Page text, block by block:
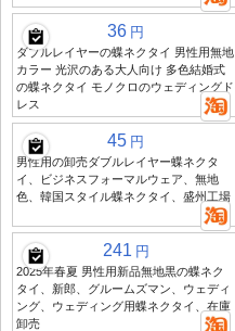
36 円
ダブルレイヤーの蝶ネクタイ 男性用無地
カラー 光沢のある大人向け 多色結婚式
の蝶ネクタイ モノクロのウェディングド
レス
45 円
男性用の卸売ダブルレイヤー蝶ネクタ
イ、ビジネスフォーマルウェア、無地
色、韓国スタイル蝶ネクタイ、盛州工場
241 円
2025年春夏 男性用新品無地黒の蝶ネク
タイ、新郎、グルームズマン、ウェディ
ング、ウェディング用蝶ネクタイ、在庫
卸売